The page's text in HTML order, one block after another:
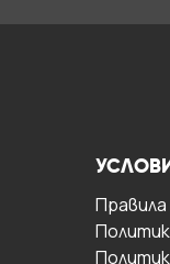
Правила